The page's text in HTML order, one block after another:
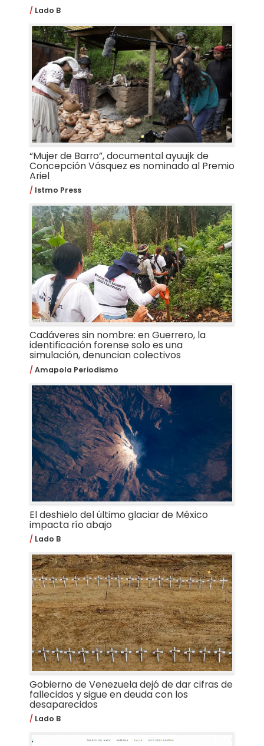
Lado B
“Mujer de Barro”, documental ayuujk de
Concepción Vásquez es nominado al Premio
Ariel
Istmo Press
Cadáveres sin nombre: en Guerrero, la
identificación forense solo es una
simulación, denuncian colectivos
Amapola Periodismo
El deshielo del último glaciar de México
impacta río abajo
Lado B
Gobierno de Venezuela dejó de dar cifras de
fallecidos y sigue en deuda con los
desaparecidos
Lado B